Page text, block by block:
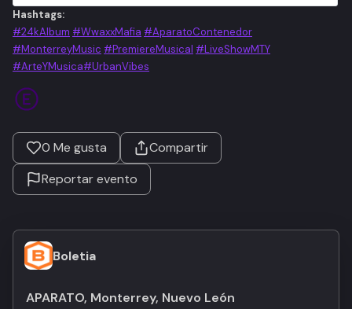
Hashtags:
#24kAlbum #WwaxxMafia #AparatoContenedor
#MonterreyMusic #PremiereMusical #LiveShowMTY
#ArteYMusica#UrbanVibes
0 Me gusta
Compartir
Reportar evento
Boletia
APARATO, Monterrey, Nuevo León